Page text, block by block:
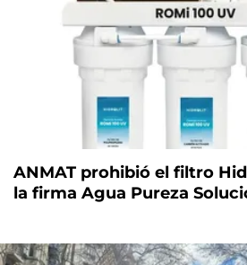
ANMAT prohibió el filtro
la firma Agua Pureza